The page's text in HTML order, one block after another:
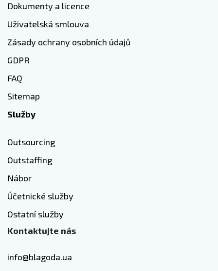
Dokumenty a licence
Uživatelská smlouva
Zásady ochrany osobních údajů
GDPR
FAQ
Sitemap
Služby
Outsourcing
Outstaffing
Nábor
Účetnické služby
Ostatní služby
Kontaktujte nás
info@blagoda.ua